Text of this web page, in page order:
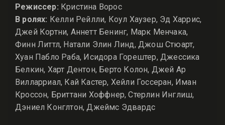
Режиссер: Кристина Ворос
В ролях: Келли Рейлли, Коул Хаузер, Эд Харрис,
Джей Кортни, Аннетт Бенинг, Марк Менчака,
Финн Литтл, Натали Элин Линд, Джош Стюарт,
Хуан Пабло Раба, Исидора Горештер, Джессика
Белкин, Харт Дентон, Берто Колон, Джей Ар
Вилларриал, Кай Кастер, Хейли Госсеран, Иман
Кроссон, Бриттани Хоффнер, Стерлин Инглиш,
Дэниел Конглтон, Джеймс Эдвардс